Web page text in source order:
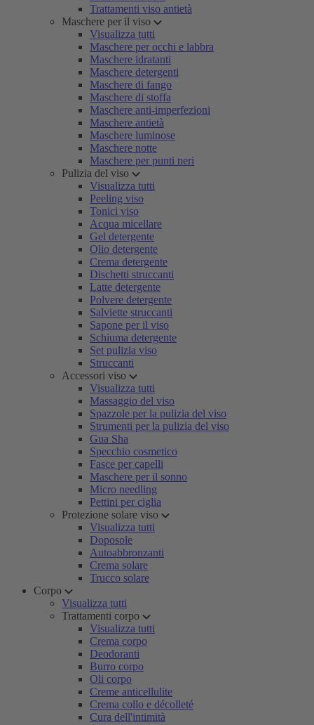
Trattamenti viso antietà
Maschere per il viso
Visualizza tutti
Maschere per occhi e labbra
Maschere idratanti
Maschere detergenti
Maschere di fango
Maschere di stoffa
Maschere anti-imperfezioni
Maschere antietà
Maschere luminose
Maschere notte
Maschere per punti neri
Pulizia del viso
Visualizza tutti
Peeling viso
Tonici viso
Acqua micellare
Gel detergente
Olio detergente
Crema detergente
Dischetti struccanti
Latte detergente
Polvere detergente
Salviette struccanti
Sapone per il viso
Schiuma detergente
Set pulizia viso
Struccanti
Accessori viso
Visualizza tutti
Massaggio del viso
Spazzole per la pulizia del viso
Strumenti per la pulizia del viso
Gua Sha
Specchio cosmetico
Fasce per capelli
Maschere per il sonno
Micro needling
Pettini per ciglia
Protezione solare viso
Visualizza tutti
Doposole
Autoabbronzanti
Crema solare
Trucco solare
Corpo
Visualizza tutti
Trattamenti corpo
Visualizza tutti
Crema corpo
Deodoranti
Burro corpo
Oli corpo
Creme anticellulite
Crema collo e décolleté
Cura dell'intimità